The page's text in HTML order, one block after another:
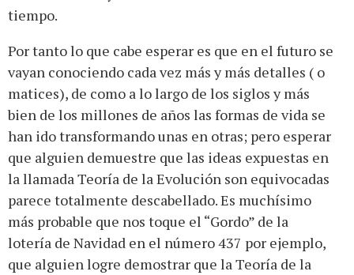
tiempo.
Por tanto lo que cabe esperar es que en el futuro se
vayan conociendo cada vez más y más detalles ( o
matices), de como a lo largo de los siglos y más
bien de los millones de años las formas de vida se
han ido transformando unas en otras; pero esperar
que alguien demuestre que las ideas expuestas en
la llamada Teoría de la Evolución son equivocadas
parece totalmente descabellado. Es muchísimo
más probable que nos toque el “Gordo” de la
lotería de Navidad en el número 437 por ejemplo,
que alguien logre demostrar que la Teoría de la